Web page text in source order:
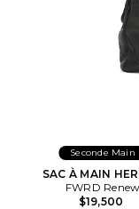
Seconde Main
SAC À MAIN
FWRD Renew
$19,500